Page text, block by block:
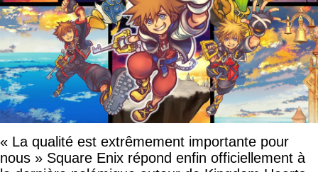
« La qualité est extrêmement importante pour
nous » Square Enix répond enfin officiellement à